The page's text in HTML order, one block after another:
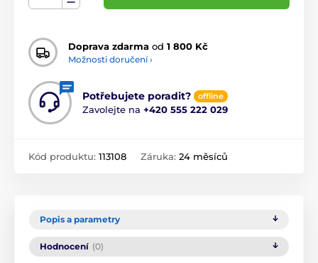
Doprava zdarma od 1 800 Kč
Možnosti doručení ›
Potřebujete poradit? offline
Zavolejte na +420 555 222 029
Kód produktu: 113108 Záruka: 24 měsíců
Popis a parametry
Hodnocení (0)